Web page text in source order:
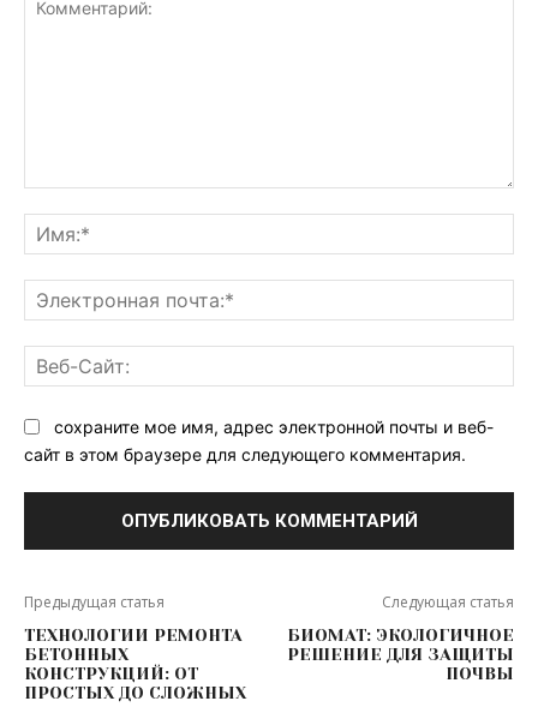
сохраните мое имя, адрес электронной почты и веб-
сайт в этом браузере для следующего комментария.
Предыдущая статья
ТЕХНОЛОГИИ РЕМОНТА
БЕТОННЫХ
КОНСТРУКЦИЙ: ОТ
ПРОСТЫХ ДО СЛОЖНЫХ
Следующая статья
БИОМАТ: ЭКОЛОГИЧНОЕ
РЕШЕНИЕ ДЛЯ ЗАЩИТЫ
ПОЧВЫ